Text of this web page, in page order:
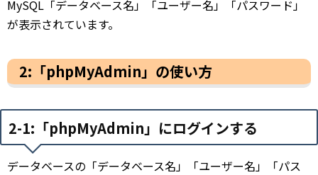
MySQL「データベース名」「ユーザー名」「パスワード」
が表示されています。
2:「phpMyAdmin」の使い方
2-1:「phpMyAdmin」にログインする
データベースの「データベース名」「ユーザー名」「パス